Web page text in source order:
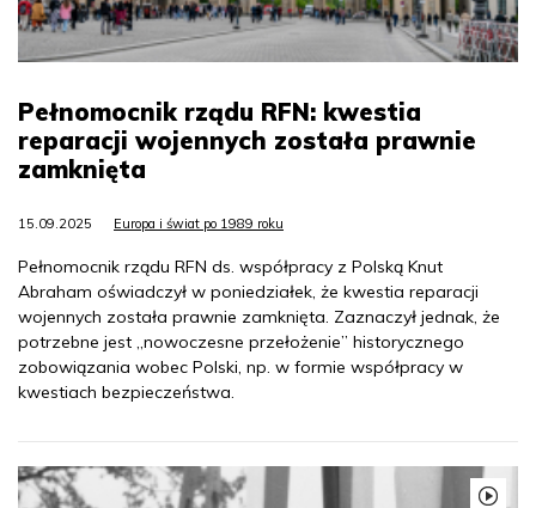
Pełnomocnik rządu RFN: kwestia
reparacji wojennych została prawnie
zamknięta
15.09.2025 Europa i świat po 1989 roku
Pełnomocnik rządu RFN ds. współpracy z Polską Knut
Abraham oświadczył w poniedziałek, że kwestia reparacji
wojennych została prawnie zamknięta. Zaznaczył jednak, że
potrzebne jest „nowoczesne przełożenie” historycznego
zobowiązania wobec Polski, np. w formie współpracy w
kwestiach bezpieczeństwa.